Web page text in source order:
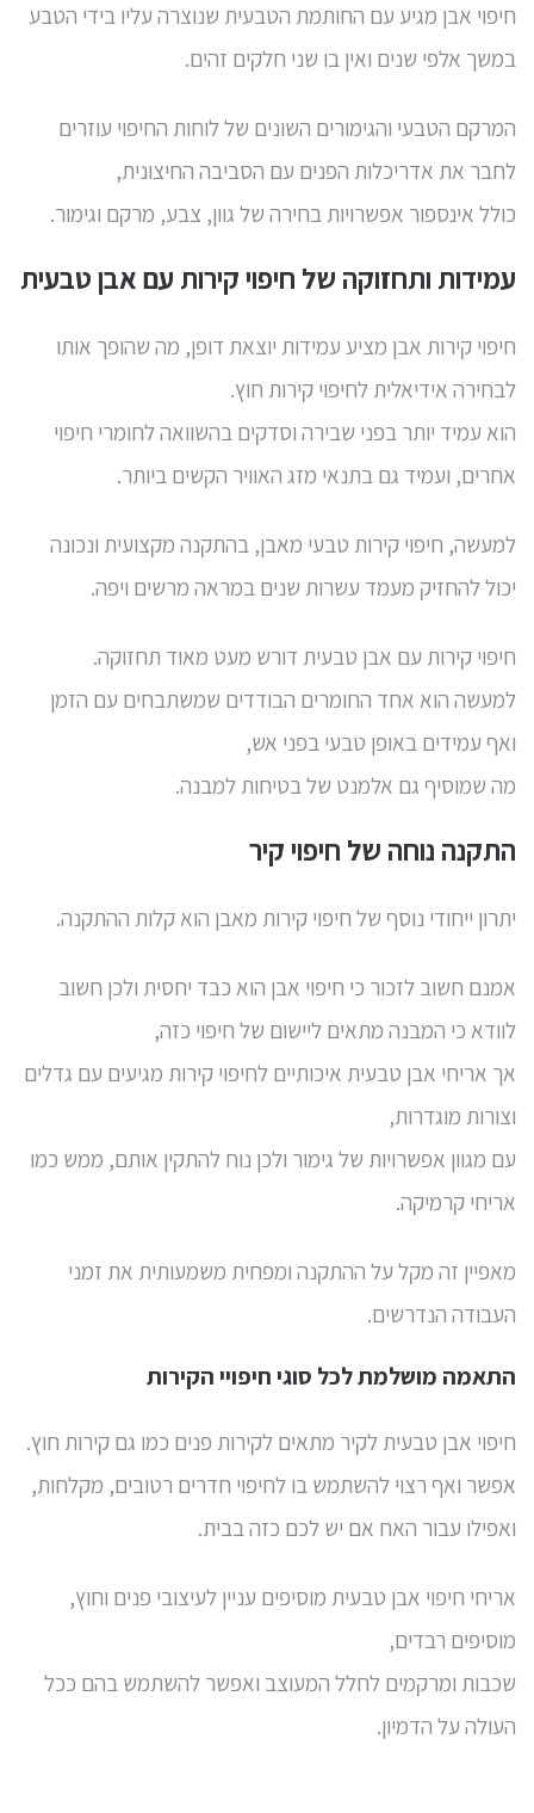
חיפוי אבן מגיע עם החותמת הטבעית שנוצרה עליו בידי הטבע
במשך אלפי שנים ואין בו שני חלקים זהים.
המרקם הטבעי והגימורים השונים של לוחות החיפוי עוזרים
לחבר את אדריכלות הפנים עם הסביבה החיצונית,
כולל אינספור אפשרויות בחירה של גוון, צבע, מרקם וגימור.
עמידות ותחזוקה של חיפוי קירות עם אבן טבעית
חיפוי קירות אבן מציע עמידות יוצאת דופן, מה שהופך אותו
לבחירה אידיאלית לחיפוי קירות חוץ.
הוא עמיד יותר בפני שבירה וסדקים בהשוואה לחומרי חיפוי
אחרים, ועמיד גם בתנאי מזג האוויר הקשים ביותר.
למעשה, חיפוי קירות טבעי מאבן, בהתקנה מקצועית ונכונה
יכול להחזיק מעמד עשרות שנים במראה מרשים ויפה.
חיפוי קירות עם אבן טבעית דורש מעט מאוד תחזוקה.
למעשה הוא אחד החומרים הבודדים שמשתבחים עם הזמן
ואף עמידים באופן טבעי בפני אש,
מה שמוסיף גם אלמנט של בטיחות למבנה.
התקנה נוחה של חיפוי קיר
יתרון ייחודי נוסף של חיפוי קירות מאבן הוא קלות ההתקנה.
אמנם חשוב לזכור כי חיפוי אבן הוא כבד יחסית ולכן חשוב
לוודא כי המבנה מתאים ליישום של חיפוי כזה,
אך אריחי אבן טבעית איכותיים לחיפוי קירות מגיעים עם גדלים
וצורות מוגדרות,
עם מגוון אפשרויות של גימור ולכן נוח להתקין אותם, ממש כמו
אריחי קרמיקה.
מאפיין זה מקל על ההתקנה ומפחית משמעותית את זמני
העבודה הנדרשים.
התאמה מושלמת לכל סוגי חיפויי הקירות
חיפוי אבן טבעית לקיר מתאים לקירות פנים כמו גם קירות חוץ.
אפשר ואף רצוי להשתמש בו לחיפוי חדרים רטובים, מקלחות,
ואפילו עבור האח אם יש לכם כזה בבית.
אריחי חיפוי אבן טבעית מוסיפים עניין לעיצובי פנים וחוץ,
מוסיפים רבדים,
שכבות ומרקמים לחלל המעוצב ואפשר להשתמש בהם ככל
העולה על הדמיון.